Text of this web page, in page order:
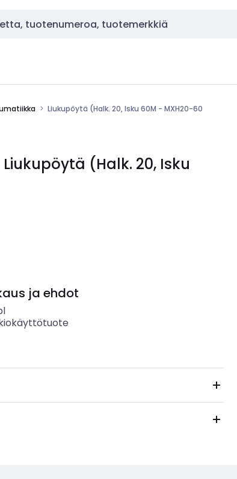
Liukupöytä (Halk. 20, Isku 60M - MXH20-60
Liukupöytä (Halk. 20, Isku
ja ehdot